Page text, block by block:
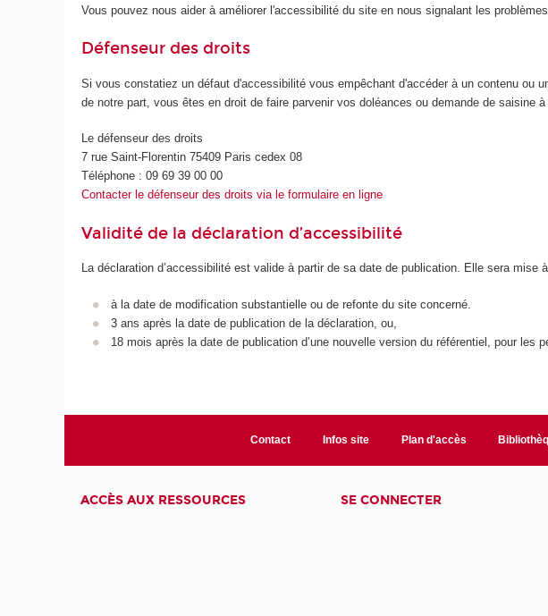
Vous pouvez nous aider à améliorer l'accessibilité du site en nous signalant les
Défenseur des droits
Si vous constatiez un défaut d'accessibilité vous empêchant d'accéder à un contenu ou
de notre part, vous êtes en droit de faire parvenir vos doléances ou demande de saisine à
Le défenseur des droits
7 rue Saint-Florentin 75409 Paris cedex 08
Téléphone : 09 69 39 00 00
Contacter le défenseur des droits via le formulaire en ligne
Validité de la déclaration d’accessibilité
La déclaration d’accessibilité est valide à partir de sa date de publication. Elle sera mise
à la date de modification substantielle ou de refonte du site concerné.
3 ans après la date de publication de la déclaration, ou,
18 mois après la date de publication d’une nouvelle version du référentiel, pour les
Contact Infos site Plan d'accès
ACCÈS AUX RESSOURCES SE CONNECTER